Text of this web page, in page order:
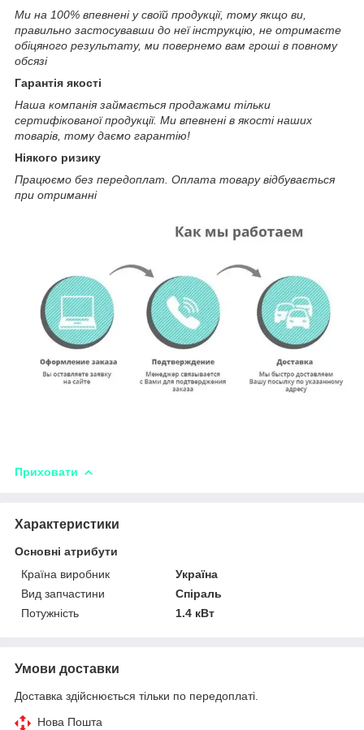
Ми на 100% впевнені у своїй продукції, тому якщо ви,
правильно застосувавши до неї інструкцію, не отримаєте
обіцяного результату, ми повернемо вам гроші в повному
обсязі
Гарантія якості
Наша компанія займається продажами тільки
сертифікованої продукції. Ми впевнені в якості наших
товарів, тому даємо гарантію!
Ніякого ризику
Працюємо без передоплат. Оплата товару відбувається
при отриманні
Приховати
Характеристики
Основні атрибути
Країна виробник
Україна
Вид запчастини
Спіраль
Потужність
1.4 кВт
Умови доставки
Доставка здійснюється тільки по передоплаті.
Нова Пошта